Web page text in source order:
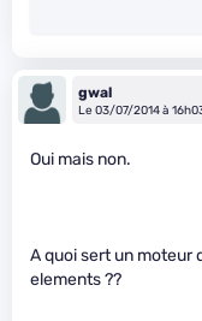
gwal
Le 03/07/2014 à
Oui mais non.
A quoi sert un moteur
elements ??